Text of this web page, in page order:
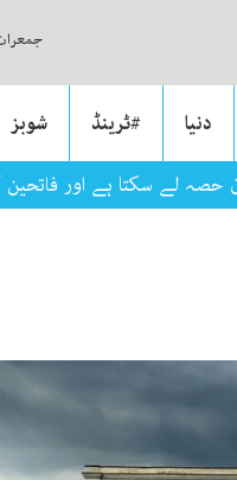
جمعرات ، 06
دنیا #ٹرینڈ شوبز
حصہ لے سکتا ہے اور فاتحین